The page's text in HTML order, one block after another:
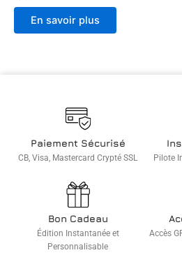
En savoir plus
Paiement Sécurisé
CB, Visa, Mastercard Crypté SSL
Pilote
Bon Cadeau
Édition Instantanée et
Personnalisable
Accès